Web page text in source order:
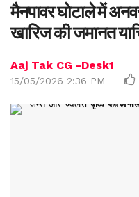
मैनपावर घोटाले में
खारिज की जमानत
Aaj Tak CG -Desk1
15/05/2026 2:36 PM